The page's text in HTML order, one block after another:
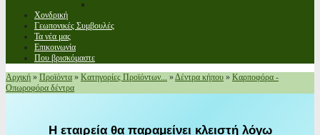
Χονδρική
Γεωπονικές Συμβουλές
Τα νέα μας
Επικοινωνία
Που βρισκόμαστε
Αρχική » Προϊόντα » Κατηγορίες Προϊόντων... »Δέντρα κήπου » Καρποφόρα -
Οπωροφόρα δέντρα
Η εταιρεία θα παραμείνει κλειστή λόγω